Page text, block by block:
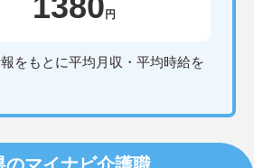
円
をもとに平均月収・平均時給を